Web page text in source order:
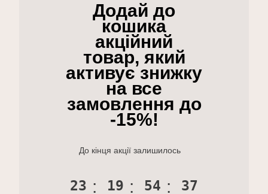
Додай до
кошика
акційний
товар, який
активує знижку
на все
замовлення до
-15%!
До кінця акції залишилось
23 19 54 36